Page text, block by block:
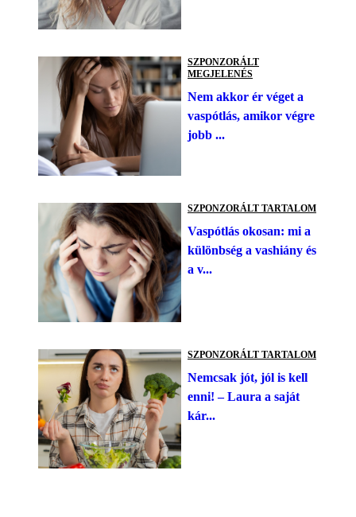
SZPONZORÁLT
MEGJELENÉS
Nem akkor ér véget a
vaspótlás, amikor végre
jobb ...
SZPONZORÁLT TARTALOM
Vaspótlás okosan: mi a
különbség a vashiány és
a v...
SZPONZORÁLT TARTALOM
Nemcsak jót, jól is kell
enni! – Laura a saját
kár...